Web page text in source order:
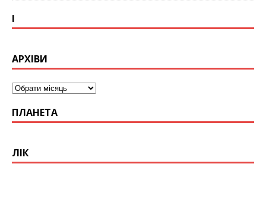
І
АРХІВИ
ПЛАНЕТА
ЛІК